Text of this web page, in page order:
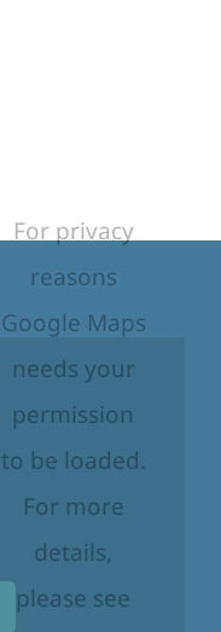
For privacy
reasons
Google Maps
needs your
permission
to be loaded.
For more
details,
please see